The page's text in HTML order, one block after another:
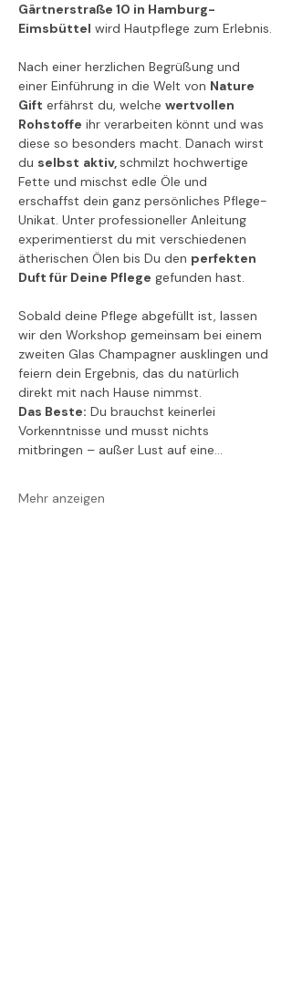
Gärtnerstraße 10 in Hamburg-
Eimsbüttel wird Hautpflege zum Erlebnis.
Nach einer herzlichen Begrüßung und
einer Einführung in die Welt von Nature
Gift erfährst du, welche wertvollen
Rohstoffe ihr verarbeiten könnt und was
diese so besonders macht. Danach wirst
du selbst aktiv, schmilzt hochwertige
Fette und mischst edle Öle und
erschaffst dein ganz persönliches Pflege-
Unikat. Unter professioneller Anleitung
experimentierst du mit verschiedenen
ätherischen Ölen bis Du den perfekten
Duft für Deine Pflege gefunden hast.
Sobald deine Pflege abgefüllt ist, lassen
wir den Workshop gemeinsam bei einem
zweiten Glas Champagner ausklingen und
feiern dein Ergebnis, das du natürlich
direkt mit nach Hause nimmst.
Das Beste: Du brauchst keinerlei
Vorkenntnisse und musst nichts
mitbringen – außer Lust auf eine…
Mehr anzeigen